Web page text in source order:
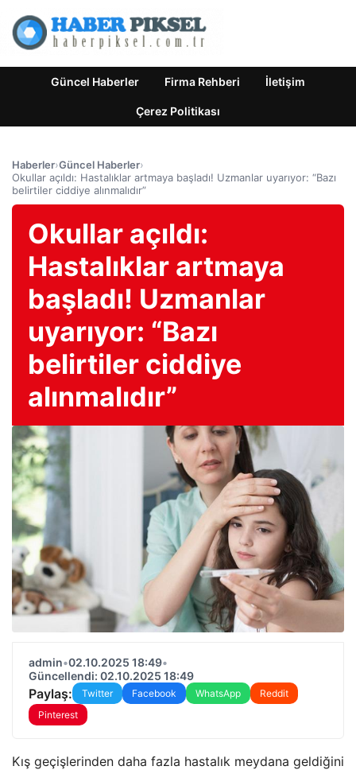
Güncel Haberler Firma Rehberi İletişim
Çerez Politikası
Haberler›Güncel Haberler›
Okullar açıldı: Hastalıklar artmaya başladı! Uzmanlar uyarıyor: “Bazı
belirtiler ciddiye alınmalıdır”
Okullar açıldı:
Hastalıklar artmaya
başladı! Uzmanlar
uyarıyor: “Bazı
belirtiler ciddiye
alınmalıdır”
admin•02.10.2025 18:49•
Güncellendi: 02.10.2025 18:49
Paylaş: Twitter Facebook WhatsApp
Reddit
Pinterest
Kış geçişlerinden daha fazla hastalık meydana geldiğini